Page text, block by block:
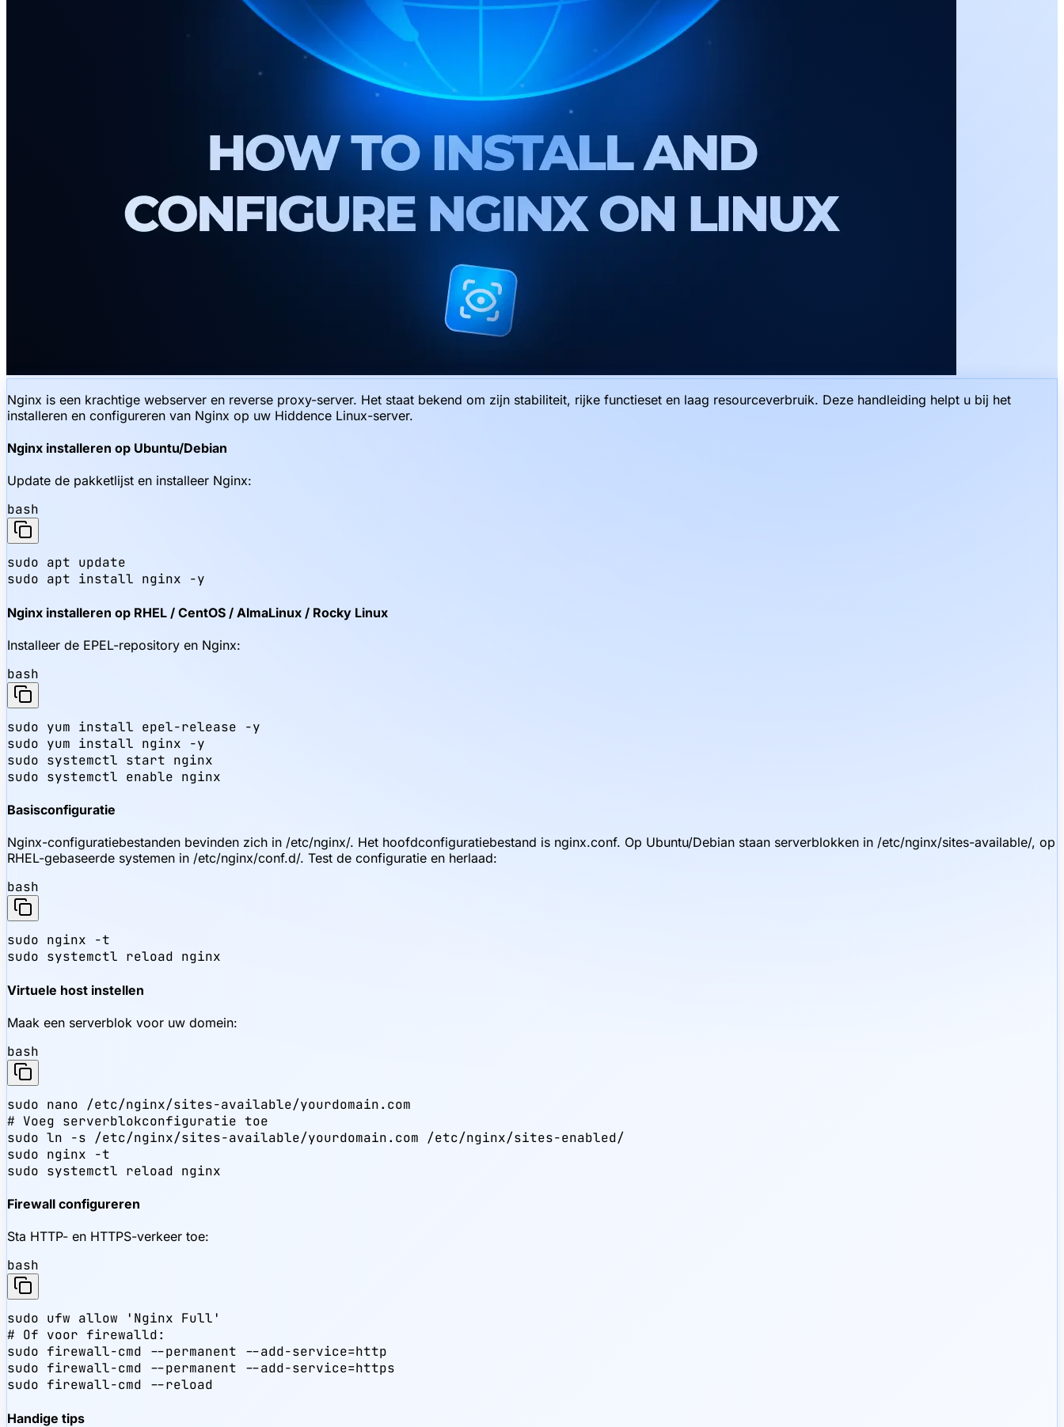
Nginx is een krachtige webserver en reverse proxy-server. Het staat bekend om zijn stabiliteit, rijke functieset en laag resourceverbruik. Deze handleiding helpt u bij het
installeren en configureren van Nginx op uw Hiddence Linux-server.
Nginx installeren op Ubuntu/Debian
Update de pakketlijst en installeer Nginx:
bash
sudo apt update
sudo apt install nginx -y
Nginx installeren op RHEL / CentOS / AlmaLinux / Rocky Linux
Installeer de EPEL-repository en Nginx:
bash
sudo yum install epel-release -y
sudo yum install nginx -y
sudo systemctl start nginx
sudo systemctl enable nginx
Basisconfiguratie
Nginx-configuratiebestanden bevinden zich in /etc/nginx/. Het hoofdconfiguratiebestand is nginx.conf. Op Ubuntu/Debian staan serverblokken in /etc/nginx/sites-available/, op
RHEL-gebaseerde systemen in /etc/nginx/conf.d/. Test de configuratie en herlaad:
bash
sudo nginx -t
sudo systemctl reload nginx
Virtuele host instellen
Maak een serverblok voor uw domein:
bash
sudo nano /etc/nginx/sites-available/yourdomain.com
# Voeg serverblokconfiguratie toe
sudo ln -s /etc/nginx/sites-available/yourdomain.com /etc/nginx/sites-enabled/
sudo nginx -t
sudo systemctl reload nginx
Firewall configureren
Sta HTTP- en HTTPS-verkeer toe:
bash
sudo ufw allow 'Nginx Full'
# Of voor firewalld:
sudo firewall-cmd --permanent --add-service=http
sudo firewall-cmd --permanent --add-service=https
sudo firewall-cmd --reload
Handige tips